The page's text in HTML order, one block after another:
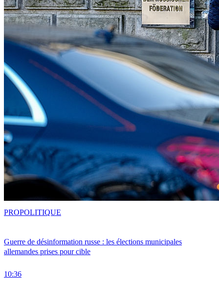
Guerre de désinformation russe : les élections municipales
allemandes prises pour cible
10:36
PROPOLITIQUE